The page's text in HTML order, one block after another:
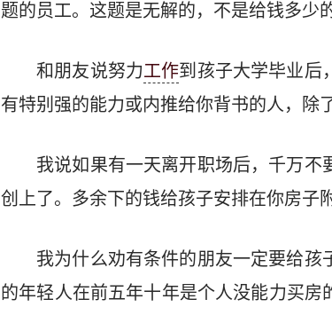
题的员工。这题是无解的，不是给钱多少
和朋友说努力工作到孩子大学毕业后
有特别强的能力或内推给你背书的人，除
我说如果有一天离开职场后，千万不
创上了。多余下的钱给孩子安排在你房子
我为什么劝有条件的朋友一定要给
的年轻人在前五年十年是个人没能力买